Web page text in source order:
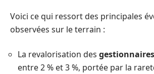
Voici ce qui ressort des principales
observées sur le terrain :
La revalorisation des
entre 2 % et 3 %, portée par la